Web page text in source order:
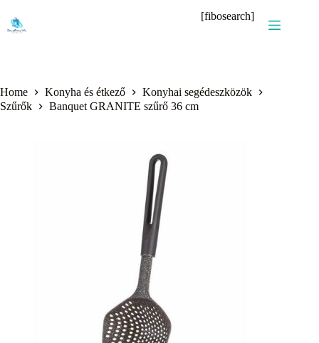
content
[fibosearch]
Home Konyha és étkező
Konyhai segédeszközök
Szűrők
Banquet GRANITE szűrő 36 cm